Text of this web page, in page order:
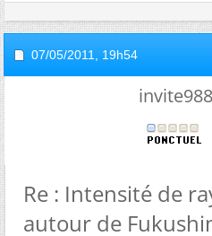
07/05/2011, 19h54
Re : Intensité de
autour de